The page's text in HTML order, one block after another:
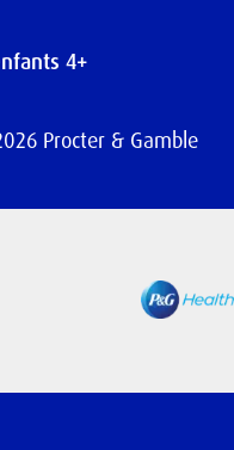
4+
Procter & Gamble